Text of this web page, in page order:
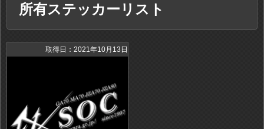
所有ステッカーリスト
取得日：2021年10月13日